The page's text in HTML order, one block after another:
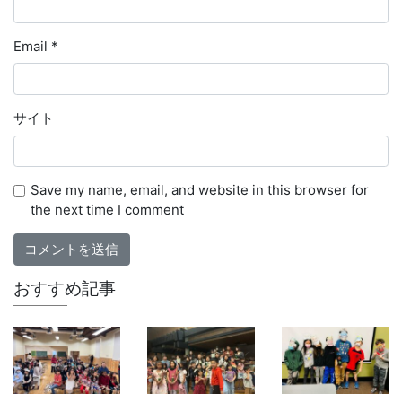
Email *
サイト
Save my name, email, and website in this browser for
the next time I comment
おすすめ記事